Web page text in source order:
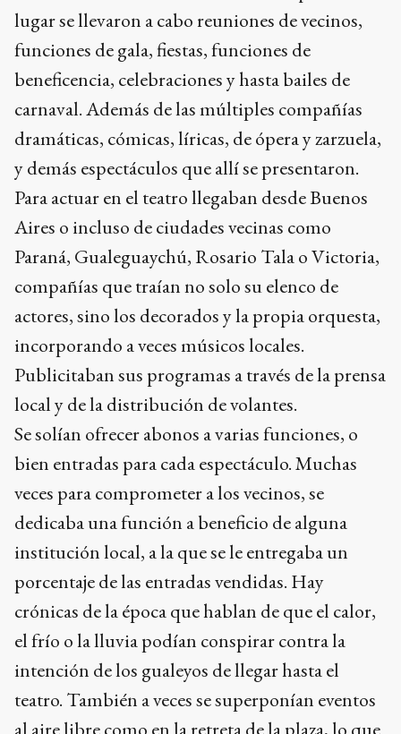
lugar se llevaron a cabo reuniones de vecinos,
funciones de gala, fiestas, funciones de
beneficencia, celebraciones y hasta bailes de
carnaval. Además de las múltiples compañías
dramáticas, cómicas, líricas, de ópera y zarzuela,
y demás espectáculos que allí se presentaron.
Para actuar en el teatro llegaban desde Buenos
Aires o incluso de ciudades vecinas como
Paraná, Gualeguaychú, Rosario Tala o Victoria,
compañías que traían no solo su elenco de
actores, sino los decorados y la propia orquesta,
incorporando a veces músicos locales.
Publicitaban sus programas a través de la prensa
local y de la distribución de volantes.
Se solían ofrecer abonos a varias funciones, o
bien entradas para cada espectáculo. Muchas
veces para comprometer a los vecinos, se
dedicaba una función a beneficio de alguna
institución local, a la que se le entregaba un
porcentaje de las entradas vendidas. Hay
crónicas de la época que hablan de que el calor,
el frío o la lluvia podían conspirar contra la
intención de los gualeyos de llegar hasta el
teatro. También a veces se superponían eventos